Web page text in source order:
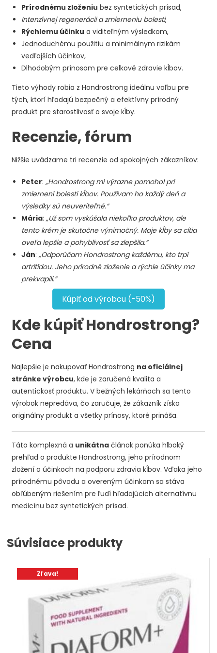
Prírodnému zloženiu bez syntetických prísad,
Intenzívnej regenerácii a zmierneniu bolesti,
Rýchlemu účinku a viditeľným výsledkom,
Jednoduchému použitiu a minimálnym rizikám
vedľajších účinkov,
Dlhodobým prínosom pre celkové zdravie kĺbov.
Tieto výhody robia z Hondrostrong ideálnu voľbu pre
tých, ktorí hľadajú bezpečný a efektívny prírodný
produkt pre starostlivosť o svoje kĺby.
Recenzie, fórum
Nižšie uvádzame tri recenzie od spokojných zákazníkov:
Peter:„Hondrostrong mi výrazne pomohol pri
zmiernení bolesti kĺbov. Používam ho každý deň a
výsledky sú neuveriteľné.“
Mária:„Už som vyskúšala niekoľko produktov, ale
tento krém je skutočne výnimočný. Moje kĺby sa cítia
oveľa lepšie a pohyblivosť sa zlepšila.“
Ján:„Odporúčam Hondrostrong každému, kto trpí
artritídou. Jeho prírodné zloženie a rýchle účinky ma
prekvapili.“
Kúpiť od výrobcu (-50%)
Kde kúpiť Hondrostrong?
Cena
Najlepšie je nakupovať Hondrostrong na oficiálnej
stránke výrobcu, kde je zaručená kvalita a
autentickosť produktu. V bežných lekárňach sa tento
výrobok nepredáva, čo zaručuje, že zákazník získa
originálny produkt a všetky prínosy, ktoré prináša.
Táto komplexná a unikátna článok ponúka hlboký
prehľad o produkte Hondrostrong, jeho prírodnom
zložení a účinkoch na podporu zdravia kĺbov. Vďaka jeho
prírodnému pôvodu a overeným účinkom sa stáva
obľúbeným riešením pre ľudí hľadajúcich alternatívnu
medicínu bez syntetických prísad.
Súvisiace produkty
Zľava!